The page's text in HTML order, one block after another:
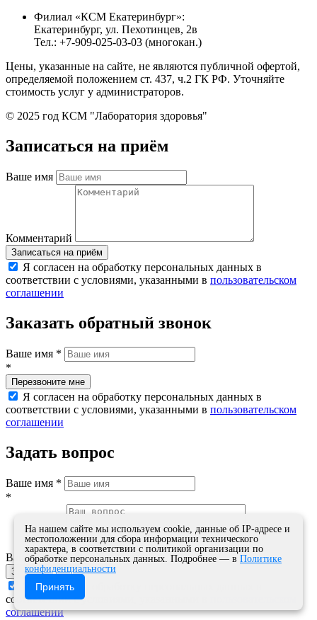
Филиал «КСМ Екатеринбург»:
Екатеринбург, ул. Пехотинцев, 2в
Тел.: +7-909-025-03-03 (многокан.)
Цены, указанные на сайте, не являются публичной офертой,
определяемой положением ст. 437, ч.2 ГК РФ. Уточняйте
стоимость услуг у администраторов.
© 2025 год КСМ "Лаборатория здоровья"
Записаться на приём
Ваше имя
Комментарий
Я согласен на обработку персональных данных в
соответствии с условиями, указанными в пользовательском
соглашении
Заказать обратный звонок
Ваше имя *
*
Я согласен на обработку персональных данных в
соответствии с условиями, указанными в пользовательском
соглашении
Задать вопрос
Ваше имя *
*
Ваш вопрос
Я согласен на обработку персональных данных в
соответствии с условиями, указанными в
соглашении
На нашем сайте мы используем cookie, данные об IP-адресе и
местоположении для сбора информации технического
характера, в соответствии с политикой организации по
обработке персональных данных. Подробнее — в Политике
конфиденциальности
Принять